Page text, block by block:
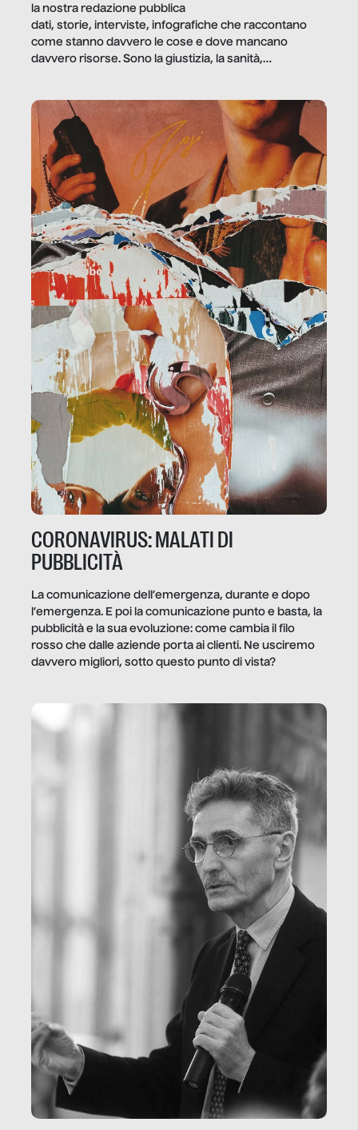
la nostra redazione pubblica
dati, storie, interviste, infografiche che raccontano
come stanno davvero le cose e dove mancano
davvero risorse. Sono la giustizia, la sanità,
CORONAVIRUS: MALATI DI
PUBBLICITÀ
La comunicazione dell’emergenza, durante e dopo
l’emergenza. E poi la comunicazione punto e basta, la
pubblicità e la sua evoluzione: come cambia il filo
rosso che dalle aziende porta ai clienti. Ne usciremo
davvero migliori, sotto questo punto di vista?